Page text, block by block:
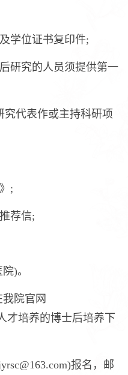
学位证书复印件;
究的人员须提供第一
代表作或主持科研项
;
荐信;
)。
院官网
才培养的博士后培养下
报名，邮